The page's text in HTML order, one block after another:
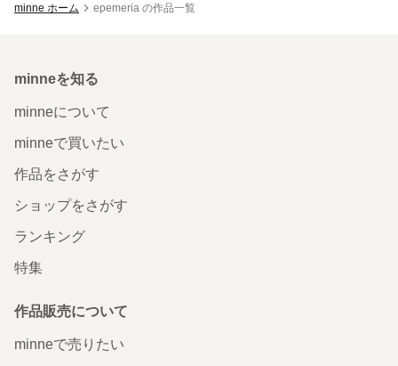
minne ホーム epemeria の作品一覧
minneを知る
minneについて
minneで買いたい
作品をさがす
ショップをさがす
ランキング
特集
作品販売について
minneで売りたい